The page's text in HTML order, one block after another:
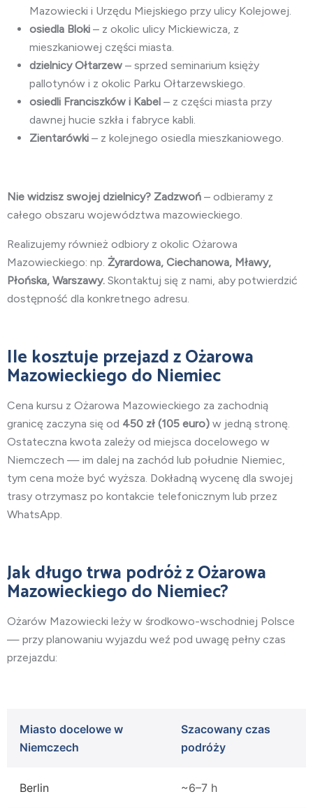
Mazowiecki i Urzędu Miejskiego przy ulicy Kolejowej.
osiedla Bloki – z okolic ulicy Mickiewicza, z
mieszkaniowej części miasta.
dzielnicy Ołtarzew – sprzed seminarium księży
pallotynów i z okolic Parku Ołtarzewskiego.
osiedli Franciszków i Kabel – z części miasta przy
dawnej hucie szkła i fabryce kabli.
Zientarówki – z kolejnego osiedla mieszkaniowego.
Nie widzisz swojej dzielnicy? Zadzwoń – odbieramy z
całego obszaru województwa mazowieckiego.
Realizujemy również odbiory z okolic Ożarowa
Mazowieckiego: np. Żyrardowa, Ciechanowa, Mławy,
Płońska, Warszawy. Skontaktuj się z nami, aby potwierdzić
dostępność dla konkretnego adresu.
Ile kosztuje przejazd z Ożarowa
Mazowieckiego do Niemiec
Cena kursu z Ożarowa Mazowieckiego za zachodnią
granicę zaczyna się od 450 zł (105 euro) w jedną stronę.
Ostateczna kwota zależy od miejsca docelowego w
Niemczech — im dalej na zachód lub południe Niemiec,
tym cena może być wyższa. Dokładną wycenę dla swojej
trasy otrzymasz po kontakcie telefonicznym lub przez
WhatsApp.
Jak długo trwa podróż z Ożarowa
Mazowieckiego do Niemiec?
Ożarów Mazowiecki leży w środkowo-wschodniej Polsce
— przy planowaniu wyjazdu weź pod uwagę pełny czas
przejazdu:
Miasto docelowe w
Niemczech
Szacowany czas
podróży
Berlin ~6–7 h